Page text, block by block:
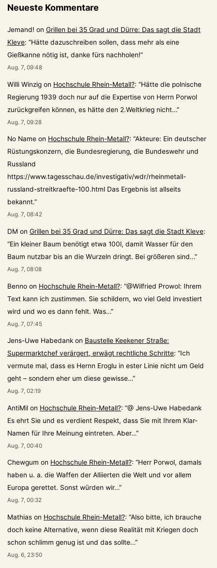
Neueste Kommentare
Jemand! on Grillen bei 35 Grad und Dürre: Das sagt die Stadt
Kleve: “Hätte dazuschreiben sollen, dass mehr als eine
Gießkanne nötig ist, danke fürs nachholen!”
Aug. 7, 09:48
Willi Winzig on Hochschule Rhein-Metall?: “Hätte die polnische
Regierung 1939 doch nur auf die Expertise von Herrn Porwol
zurückgreifen können, es hätte den 2.Weltkrieg nicht…”
Aug. 7, 09:28
No Name on Hochschule Rhein-Metall?: “Akteure: Ein deutscher
Rüstungskonzern, die Bundesregierung, die Bundeswehr und
Russland
https://www.tagesschau.de/investigativ/wdr/rheinmetall-
russland-streitkraefte-100.html Das Ergebnis ist allseits
bekannt.”
Aug. 7, 08:42
DM on Grillen bei 35 Grad und Dürre: Das sagt die Stadt Kleve:
“Ein kleiner Baum benötigt etwa 100l, damit Wasser für den
Baum nutzbar bis an die Wurzeln dringt. Bei größeren sind…”
Aug. 7, 08:08
Benno on Hochschule Rhein-Metall?: “@Wilfried Prowol: Ihrem
Text kann ich zustimmen. Sie schildern, wo viel Geld investiert
wird und wo es dann fehlt. Was…”
Aug. 7, 07:45
Jens-Uwe Habedank on Baustelle Keekener Straße:
Supermarktchef verärgert, erwägt rechtliche Schritte: “Ich
vermute mal, dass es Hernn Eroglu in ester Linie nicht um Geld
geht – sondern eher um diese gewisse…”
Aug. 7, 02:19
AntiMil on Hochschule Rhein-Metall?: “@ Jens-Uwe Habedank
Es ehrt Sie und es verdient Respekt, dass Sie mit Ihrem Klar-
Namen für Ihre Meinung eintreten. Aber…”
Aug. 7, 00:40
Chewgum on Hochschule Rhein-Metall?: “Herr Porwol, damals
haben u. a. die Waffen der Alliierten die Welt und vor allem
Europa gerettet. Sonst würden wir…”
Aug. 7, 00:32
Mathias on Hochschule Rhein-Metall?: “Also bitte, ich brauche
doch keine Alternative, wenn diese Realität mit Kriegen doch
schon schlimm genug ist und das sollte…”
Aug. 6, 23:50